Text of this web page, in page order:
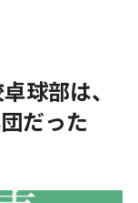
球部は、
だった